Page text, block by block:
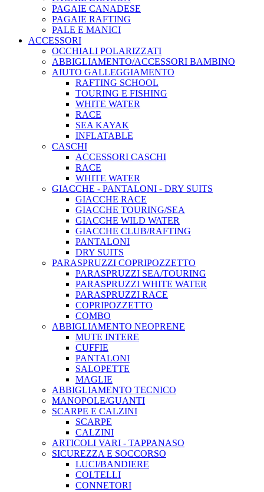
PAGAIE CANADESE
PAGAIE RAFTING
PALE E MANICI
ACCESSORI
OCCHIALI POLARIZZATI
ABBIGLIAMENTO/ACCESSORI BAMBINO
AIUTO GALLEGGIAMENTO
RAFTING SCHOOL
TOURING E FISHING
WHITE WATER
RACE
SEA KAYAK
INFLATABLE
CASCHI
ACCESSORI CASCHI
RACE
WHITE WATER
GIACCHE - PANTALONI - DRY SUITS
GIACCHE RACE
GIACCHE TOURING/SEA
GIACCHE WILD WATER
GIACCHE CLUB/RAFTING
PANTALONI
DRY SUITS
PARASPRUZZI COPRIPOZZETTO
PARASPRUZZI SEA/TOURING
PARASPRUZZI WHITE WATER
PARASPRUZZI RACE
COPRIPOZZETTO
COMBO
ABBIGLIAMENTO NEOPRENE
MUTE INTERE
CUFFIE
PANTALONI
SALOPETTE
MAGLIE
ABBIGLIAMENTO TECNICO
MANOPOLE/GUANTI
SCARPE E CALZINI
SCARPE
CALZINI
ARTICOLI VARI - TAPPANASO
SICUREZZA E SOCCORSO
LUCI/BANDIERE
COLTELLI
CONNETORI